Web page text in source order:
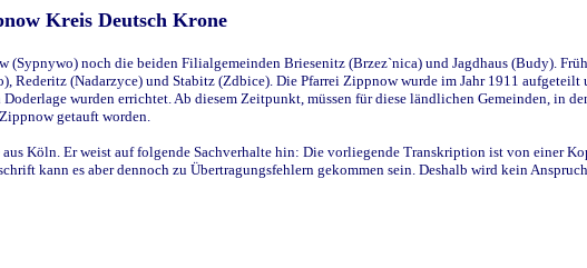
Kreis Deutsch Krone
noch die beiden Filialgemeinden Briesenitz (Brzez`nica) und Jagdhaus (Budy).
Rederitz (Nadarzyce) und Stabitz (Zdbice). Die Pfarrei Zippnow wurde im Jahr 1911
wurden errichtet. Ab diesem Zeitpunkt, müssen für diese ländlichen Gemeinden, in
getauft worden.
aus Köln. Er weist auf folgende Sachverhalte hin: Die vorliegende Transkription ist von einer
kann es aber dennoch zu Übertragungsfehlern gekommen sein. Deshalb wird kein